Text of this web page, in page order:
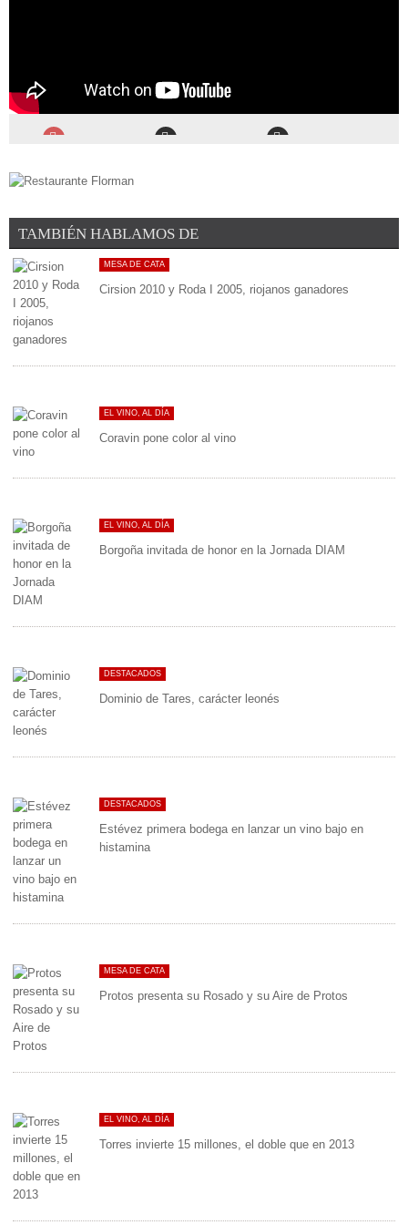
TAMBIÉN HABLAMOS DE
MESA DE CATA
Cirsion 2010 y Roda I 2005, riojanos ganadores
EL VINO, AL DÍA
Coravin pone color al vino
EL VINO, AL DÍA
Borgoña invitada de honor en la Jornada DIAM
DESTACADOS
Dominio de Tares, carácter leonés
DESTACADOS
Estévez primera bodega en lanzar un vino bajo en
histamina
MESA DE CATA
Protos presenta su Rosado y su Aire de Protos
EL VINO, AL DÍA
Torres invierte 15 millones, el doble que en 2013